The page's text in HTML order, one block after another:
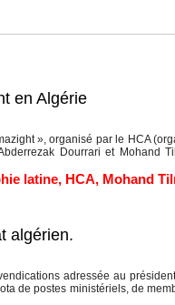
en Algérie
», organisé par le HCA
Dourrari et Mohand
latine, HCA, Mohand
algérien.
adressée au
de postes ministériels, de